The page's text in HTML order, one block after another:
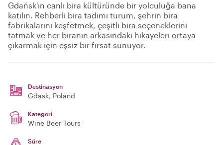
Gdańsk'ın canlı bira kültüründe bir yolculuğa bana
katılın. Rehberli bira tadımı turum, şehrin bira
fabrikalarını keşfetmek, çeşitli bira seçeneklerini
tatmak ve her biranın arkasındaki hikayeleri ortaya
çıkarmak için eşsiz bir fırsat sunuyor.
Destinasyon
Gdask, Poland
Kategori
Wine Beer Tours
Süre